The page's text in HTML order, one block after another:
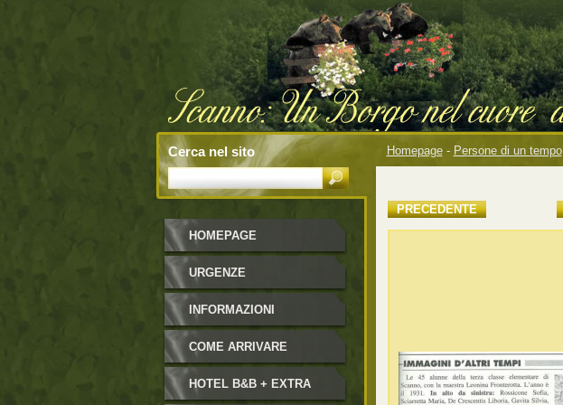
Homepage - Persone di un tempo
PRECEDENTE
HOMEPAGE
URGENZE
INFORMAZIONI
COME ARRIVARE
HOTEL B&B + EXTRA
Cerca nel sito